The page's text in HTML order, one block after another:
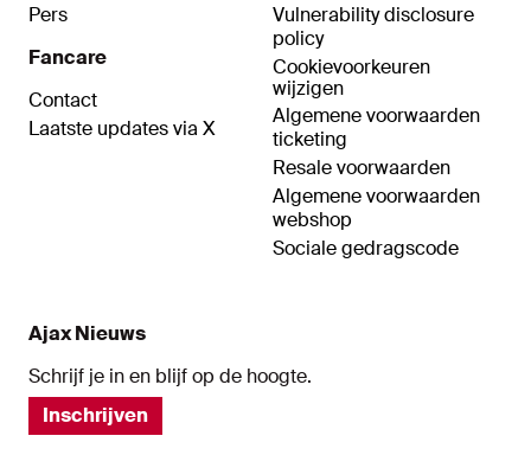
Pers
Fancare
Contact
Laatste updates via X
Vulnerability disclosure
policy
Cookievoorkeuren
wijzigen
Algemene voorwaarden
ticketing
Resale voorwaarden
Algemene voorwaarden
webshop
Sociale gedragscode
Ajax Nieuws
Schrijf je in en blijf op de hoogte.
Inschrijven